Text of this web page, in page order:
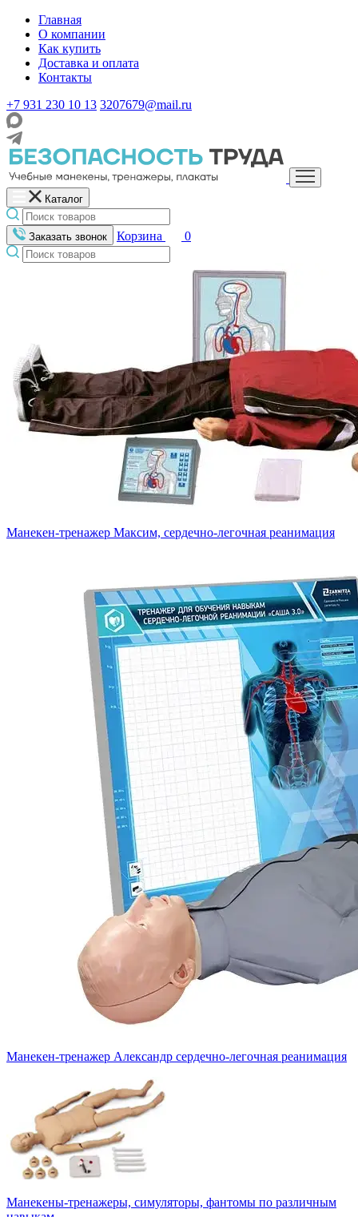
Главная
О компании
Как купить
Доставка и оплата
Контакты
+7 931 230 10 13 3207679@mail.ru
Каталог
Заказать звонок Корзина 0
Манекен-тренажер Максим, сердечно-легочная реанимация
Манекен-тренажер Александр сердечно-легочная реанимация
Манекены-тренажеры, симуляторы, фантомы по различным